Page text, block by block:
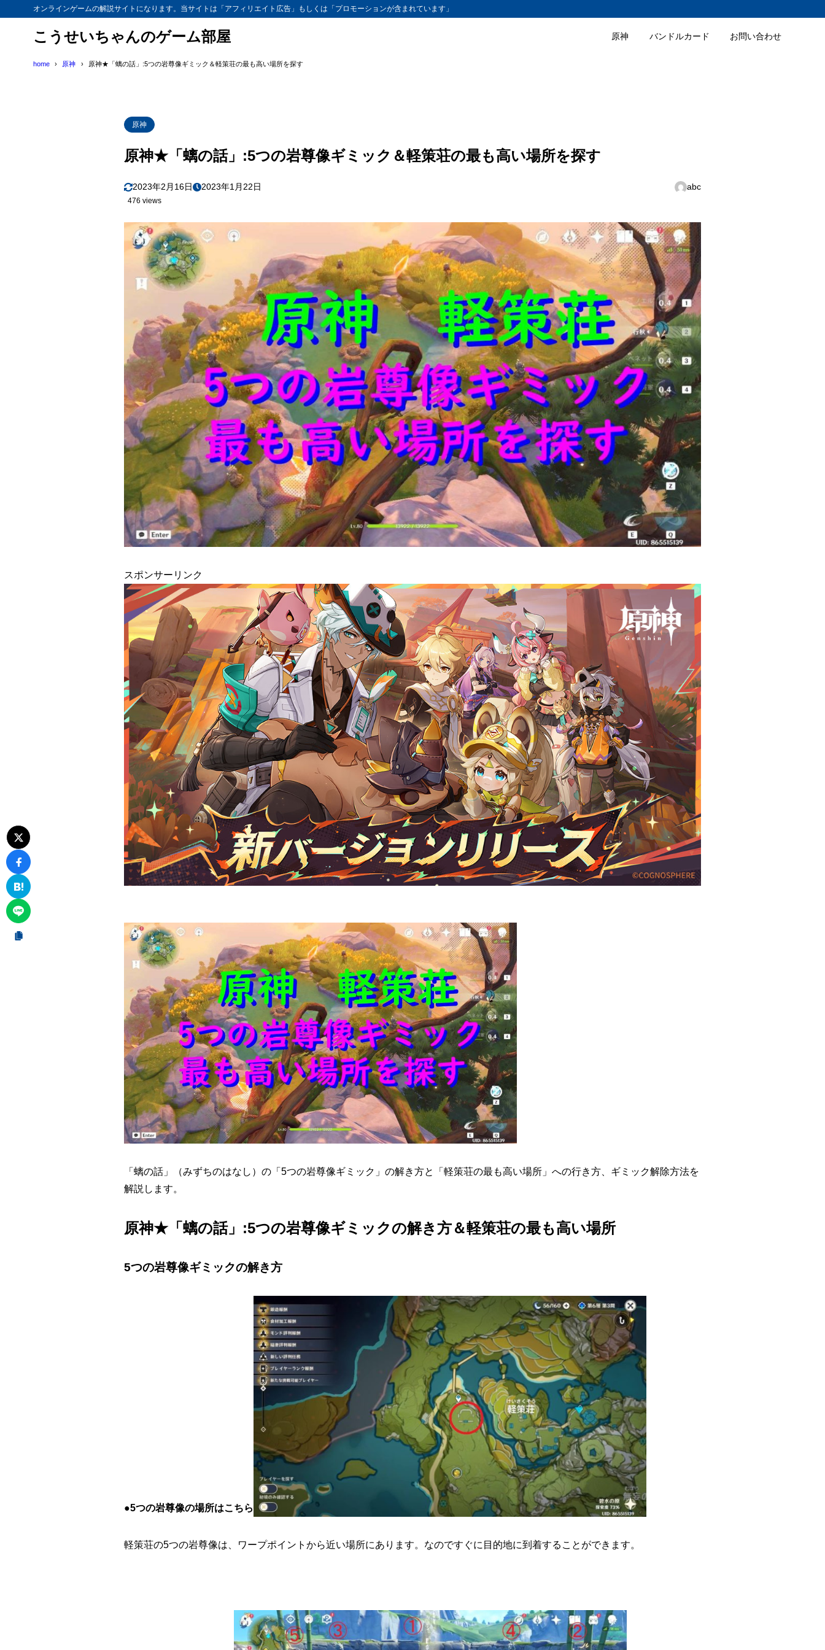
オンラインゲームの解説サイトになります。当サイトは「アフィリエイト広告」もしくは「プロモーションが含まれています」
こうせいちゃんのゲーム部屋 原神 バンドルカード お問い合わせ
home 原神 原神★「螭の話」:5つの岩尊像ギミック＆軽策荘の最も高い場所を探す
原神
原神★「螭の話」:5つの岩尊像ギミック＆軽策荘の最も高い場所を探す
2023年2月16日 2023年1月22日 abc
476 views
スポンサーリンク
「螭の話」（みずちのはなし）の「5つの岩尊像ギミック」の解き方と「軽策荘の最も高い場所」への行き方、ギミック解除方法を
解説します。
原神★「螭の話」:5つの岩尊像ギミックの解き方＆軽策荘の最も高い場所
5つの岩尊像ギミックの解き方
●5つの岩尊像の場所はこちら
軽策荘の5つの岩尊像は、ワープポイントから近い場所にあります。なのですぐに目的地に到着することができます。